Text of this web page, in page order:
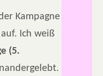
Kampagne
Ich weiß
(5.